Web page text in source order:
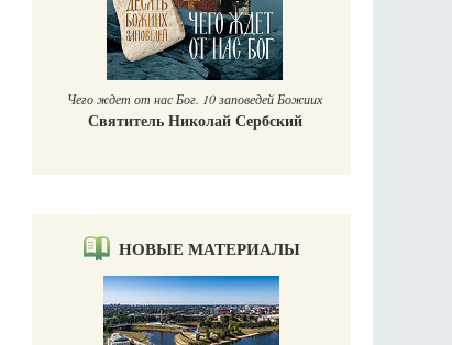
Чего ждет от нас Бог. 10 заповедей Божиих
Святитель Николай Сербский
НОВЫЕ МАТЕРИАЛЫ